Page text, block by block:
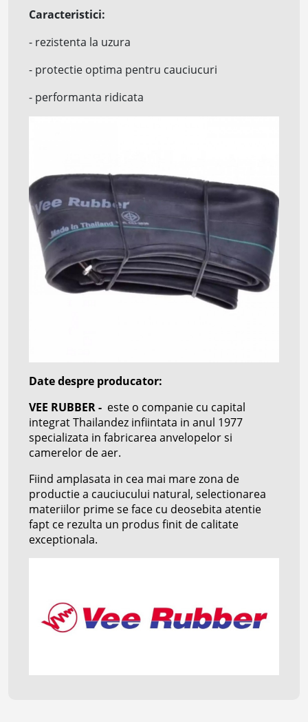
Caracteristici:
- rezistenta la uzura
- protectie optima pentru cauciucuri
- performanta ridicata
Date despre producator:
VEE RUBBER - este o companie cu capital
integrat Thailandez infiintata in anul 1977
specializata in fabricarea anvelopelor si
camerelor de aer.
Fiind amplasata in cea mai mare zona de
productie a cauciucului natural, selectionarea
materiilor prime se face cu deosebita atentie
fapt ce rezulta un produs finit de calitate
exceptionala.